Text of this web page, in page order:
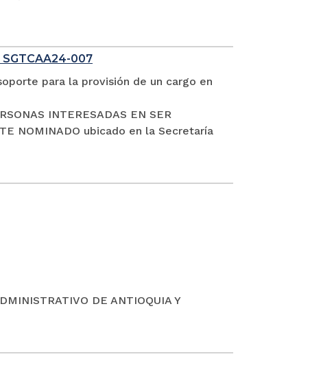
SGTCAA24-007
para la provisión de un cargo en
INTERESADAS EN SER
NOMINADO ubicado en la Secretaría
DE ANTIOQUIA Y